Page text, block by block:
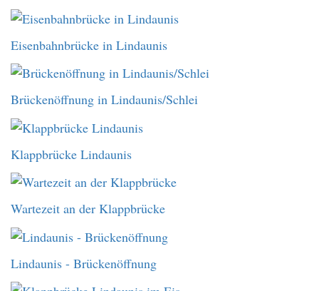
Eisenbahnbrücke in Lindaunis
Brückenöffnung in Lindaunis/Schlei
Klappbrücke Lindaunis
Wartezeit an der Klappbrücke
Lindaunis - Brückenöffnung